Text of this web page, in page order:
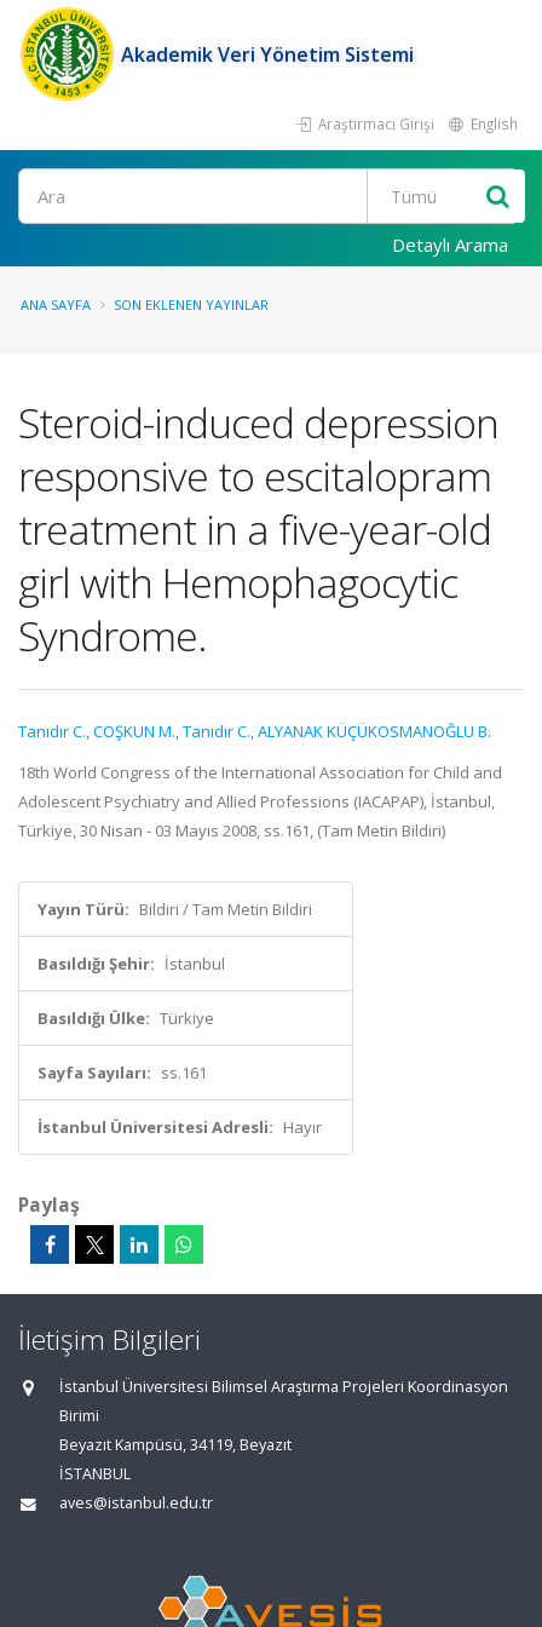
Akademik Veri Yönetim Sistemi
Araştırmacı Girişi English
Ara
Detaylı Arama
ANA SAYFA SON EKLENEN YAYINLAR
Steroid-induced depression
responsive to escitalopram
treatment in a five-year-old
girl with Hemophagocytic
Syndrome.
Tanıdır C.,COŞKUN M.,Tanıdır C.,ALYANAK KÜÇÜKOSMANOĞLU B.
18th World Congress of the International Association for Child and
Adolescent Psychiatry and Allied Professions (IACAPAP), İstanbul,
Türkiye, 30 Nisan - 03 Mayıs 2008, ss.161, (Tam Metin Bildiri)
Yayın Türü: Bildiri / Tam Metin Bildiri
Basıldığı Şehir: İstanbul
Basıldığı Ülke: Türkiye
Sayfa Sayıları: ss.161
İstanbul Üniversitesi Adresli: Hayır
Paylaş
İletişim Bilgileri
İstanbul Üniversitesi Bilimsel Araştırma Projeleri Koordinasyon
Birimi
Beyazıt Kampüsü, 34119, Beyazıt
İSTANBUL
aves@istanbul.edu.tr